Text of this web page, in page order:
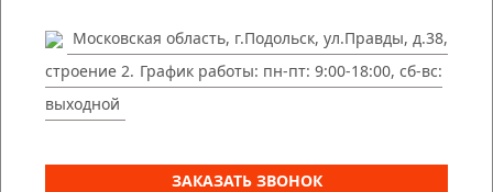
Московская область, г.Подольск, ул.Правды, д.38,
строение 2. График работы: пн-пт: 9:00-18:00, сб-вс:
выходной
ЗАКАЗАТЬ ЗВОНОК